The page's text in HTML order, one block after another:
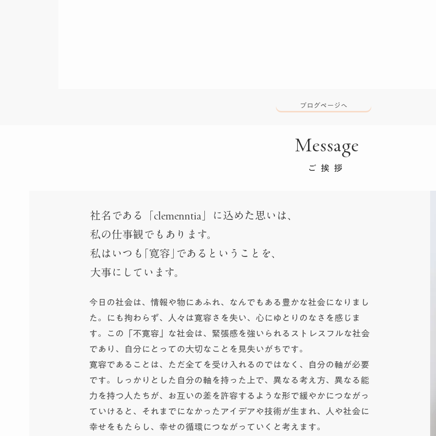
ブログページへ
Message
ご挨拶
社名である「clemenntia」に込めた思いは、
私の仕事観でもあります。
私はいつも｢寛容｣であるということを、
大事にしています。
今日の社会は、情報や物にあふれ、なんでもある豊かな社会になりまし
た。にも拘わらず、人々は寛容さを失い、心にゆとりのなさを感じま
す。この「不寛容」な社会は、緊張感を強いられるストレスフルな社会
であり、自分にとっての大切なことを見失いがちです。
寛容であることは、ただ全てを受け入れるのではなく、自分の軸が必要
です。しっかりとした自分の軸を持った上で、異なる考え方、異なる能
力を持つ人たちが、お互いの差を許容するような形で緩やかにつながっ
ていけると、それまでになかったアイデアや技術が生まれ、人や社会に
幸せをもたらし、幸せの循環につながっていくと考えます。​​